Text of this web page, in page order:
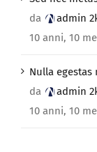
da
admin
10 anni, 10
Nulla
da
admin
10 anni, 10